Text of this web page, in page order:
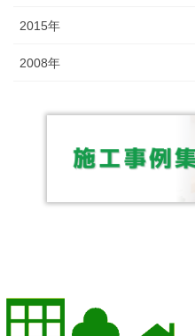
2015年
2008年